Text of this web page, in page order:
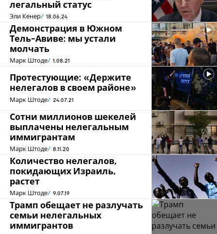
легальный статус
Эли Кенер 18.06.24
Демонстрация в Южном
Тель-Авиве: мы устали
молчать
Марк Штоде 1.08.21
Протестующие: «Держите
нелегалов в своем районе»
Марк Штоде 24.07.21
Сотни миллионов шекелей
выплачены нелегальным
иммигрантам
Марк Штоде 8.11.20
Количество нелегалов,
покидающих Израиль,
растет
Марк Штоде 9.07.19
Трамп обещает не разлучать
семьи нелегальных
иммигрантов